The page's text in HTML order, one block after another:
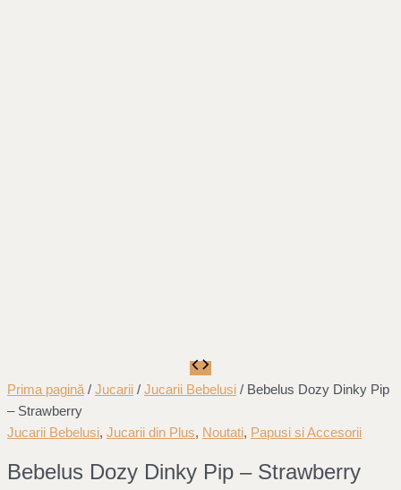
Prima pagină / Jucarii / Jucarii Bebelusi / Bebelus Dozy Dinky Pip
– Strawberry
Jucarii Bebelusi, Jucarii din Plus, Noutati, Papusi si Accesorii
Bebelus Dozy Dinky Pip – Strawberry